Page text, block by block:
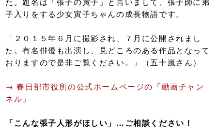
子入りをする少女寅子ちゃんの成長物語です。
「２０１５年６月に撮影され、７月に公開されまし
た。有名俳優も出演し、見どころのある作品となって
おりますので是非ご覧ください。」（五十嵐さん）
→ 春日部市役所の公式ホームページの「動画チャン
ネル」
「こんな張子人形がほしい」…ご相談ください！